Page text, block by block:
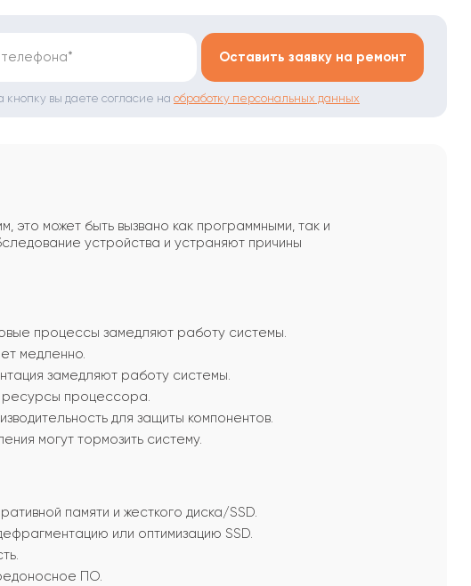
Оставить заявку на ремонт
кнопку вы даете согласие на обработку персональных данных
это может быть вызвано как программными, так и
устройства и устраняют причины
процессы замедляют работу системы.
медленно.
замедляют работу системы.
ресурсы процессора.
для защиты компонентов.
могут тормозить систему.
памяти и жесткого диска/SSD.
или оптимизацию SSD.
ПО.